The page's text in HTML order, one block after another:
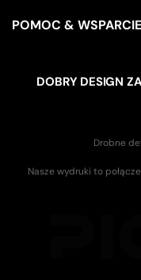
POMOC & WSPARCIE
DOBRY DESIGN
Drobne
Nasze wydruki to